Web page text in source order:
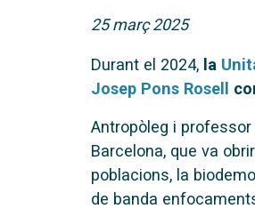
25 març 2025
Durant el 2024, la
Josep Pons Rosell
Antropòleg i professor
Barcelona, que va
poblacions, la
de banda